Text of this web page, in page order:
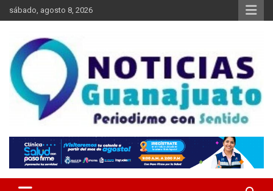
Skip
to
sábado, agosto 8, 2026
Noticias Guanajuato